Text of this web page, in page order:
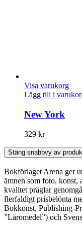
Visa varukorg
Lägg till i
New York
329 kr
Stäng snabbvy av
Bokförlaget Arena ger
ämnen som foto,
kvalitet präglar
flerfaldigt prisbelönta
Bokkonst, Publishing-
”Läromedel”) och